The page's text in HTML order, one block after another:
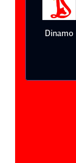
Dinamo